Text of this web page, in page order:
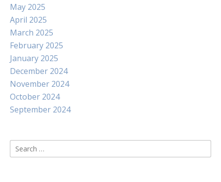
May 2025
April 2025
March 2025
February 2025
January 2025
December 2024
November 2024
October 2024
September 2024
Search
for: